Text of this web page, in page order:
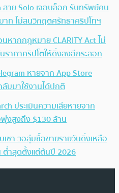
าย Solo เจอบล็อก รับทรัพย์คน
าท ไม่สนวิกฤตศรัทธาคริปโทฯ
หากกฎหมาย CLARITY Act ไม่
าคาคริปโตให้ดิ่งลงอีกระลอก
หายจาก App Store
บมาใช้งานได้ปกติ
ประเมินความเสียหายจาก
งสูงถึง $130 ล้าน
ซา วอลุ่มซื้อขายรายวันดิ่งเหลือ
ำสุดตั้งแต่ต้นปี 2026